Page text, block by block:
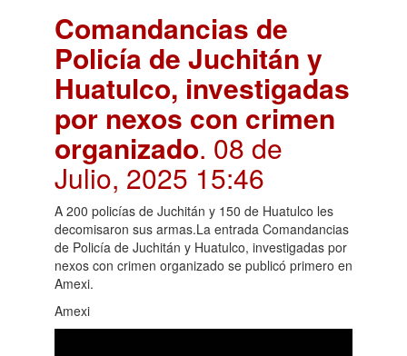
Comandancias de
Policía de Juchitán y
Huatulco, investigadas
por nexos con crimen
organizado. 08 de
Julio, 2025 15:46
A 200 policías de Juchitán y 150 de Huatulco les
decomisaron sus armas.La entrada Comandancias
de Policía de Juchitán y Huatulco, investigadas por
nexos con crimen organizado se publicó primero en
Amexi.
Amexi